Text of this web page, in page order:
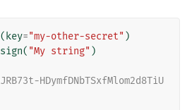
( key="my-other-secret" )
sign( "My string" )
HDymfDNbTSxfMlom2d8TiU